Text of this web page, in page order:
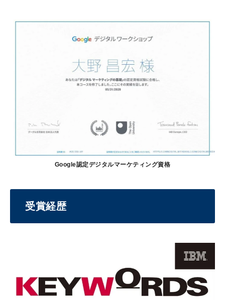
Google認定デジタルマーケティング資格
受賞経歴